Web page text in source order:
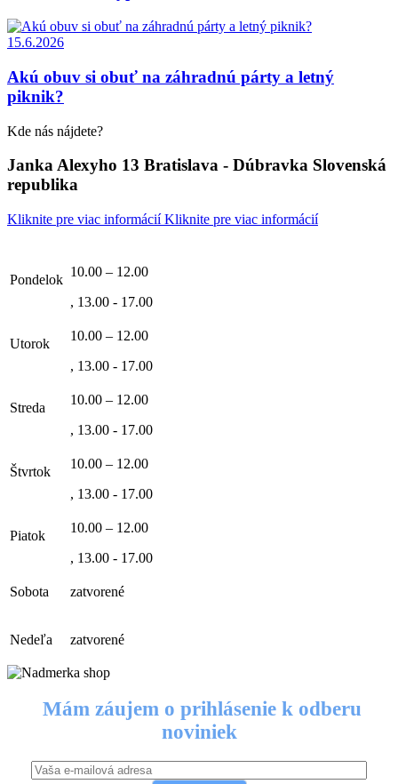
15.6.2026
Akú obuv si obuť na záhradnú párty a letný
piknik?
Kde nás nájdete?
Janka Alexyho 13 Bratislava - Dúbravka Slovenská
republika
Kliknite pre viac informáciíKliknite pre viac informácií
Pondelok
10.00 – 12.00
, 13.00 - 17.00
Utorok
10.00 – 12.00
, 13.00 - 17.00
Streda
10.00 – 12.00
, 13.00 - 17.00
Štvrtok
10.00 – 12.00
, 13.00 - 17.00
Piatok
10.00 – 12.00
, 13.00 - 17.00
Sobota zatvorené
Nedeľa zatvorené
Mám záujem o prihlásenie k odberu
noviniek